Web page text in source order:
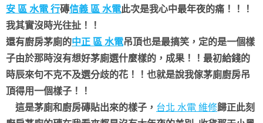
安 區 水電 行磚信義 區 水電此次是我心中最年夜的痛！！！
我其實沒時光往扯！！
還有廚房茅廁的中正 區 水電吊頂也是最搞笑，定的是一個樣
子由於那時沒有想好茅廁選什麼樣的，成果！！最初給錢的
時辰來句不克不及選分歧的花！！也就是說我傢茅廁廚房吊
頂得用一個樣子！！
這是茅廁和廚房磚貼出來的樣子， 台北 水電 維修歸正此刻